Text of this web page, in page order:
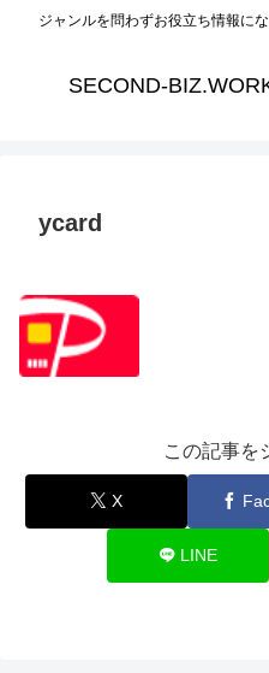
ジャンルを問わずお役立ち情報に
SECOND-
ycard
この記事を
X
LINE